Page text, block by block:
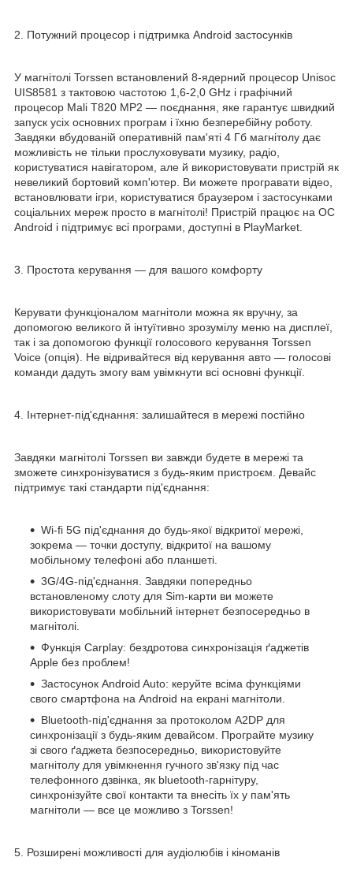
2. Потужний процесор і підтримка Android застосунків
У магнітолі Torssen встановлений 8-ядерний процесор Unisoc
UIS8581 з тактовою частотою 1,6-2,0 GHz і графічний
процесор Mali T820 MP2 — поєднання, яке гарантує швидкий
запуск усіх основних програм і їхню безперебійну роботу.
Завдяки вбудованій оперативній пам'яті 4 Гб магнітолу дає
можливість не тільки прослуховувати музику, радіо,
користуватися навігатором, але й використовувати пристрій як
невеликий бортовий комп'ютер. Ви можете програвати відео,
встановлювати ігри, користуватися браузером і застосунками
соціальних мереж просто в магнітолі! Пристрій працює на ОС
Android і підтримує всі програми, доступні в PlayMarket.
3. Простота керування — для вашого комфорту
Керувати функціоналом магнітоли можна як вручну, за
допомогою великого й інтуїтивно зрозумілу меню на дисплеї,
так і за допомогою функції голосового керування Torssen
Voice (опція). Не відривайтеся від керування авто — голосові
команди дадуть змогу вам увімкнути всі основні функції.
4. Інтернет-під'єднання: залишайтеся в мережі постійно
Завдяки магнітолі Torssen ви завжди будете в мережі та
зможете синхронізуватися з будь-яким пристроєм. Девайс
підтримує такі стандарти під'єднання:
Wi-fi 5G під'єднання до будь-якої відкритої мережі,
зокрема — точки доступу, відкритої на вашому
мобільному телефоні або планшеті.
3G/4G-під'єднання. Завдяки попередньо
встановленому слоту для Sim-карти ви можете
використовувати мобільний інтернет безпосередньо в
магнітолі.
Функція Carplay: бездротова синхронізація ґаджетів
Apple без проблем!
Застосунок Android Auto: керуйте всіма функціями
свого смартфона на Android на екрані магнітоли.
Bluetooth-під'єднання за протоколом A2DP для
синхронізації з будь-яким девайсом. Програйте музику
зі свого ґаджета безпосередньо, використовуйте
магнітолу для увімкнення гучного зв'язку під час
телефонного дзвінка, як bluetooth-гарнітуру,
синхронізуйте свої контакти та внесіть їх у пам'ять
магнітоли — все це можливо з Torssen!
5. Розширені можливості для аудіолюбів і кіноманів